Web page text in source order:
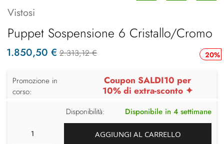
Vistosi
Puppet Sospensione 6 Cristallo/Cromo
20%
1.850,50 € 2.313,12 €
Promozione in
corso:
Coupon SALDI10 per
10% di extra-sconto ✦
Disponibilità: Disponibile in 4 settimane
AGGIUNGI AL CARRELLO